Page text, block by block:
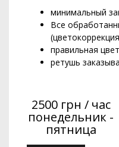
минимальный
Все
правильная
ретушь
2500 грн / час
понедельник -
пятница